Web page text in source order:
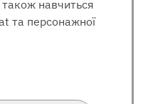
навчиться
та персонажної